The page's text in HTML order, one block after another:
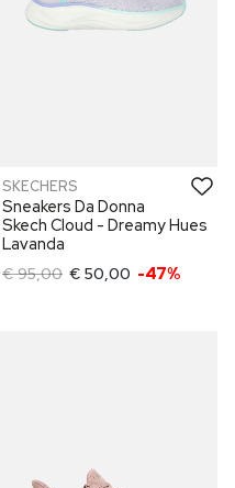
SKECHERS
Sneakers Da Donna
Skech Cloud - Dreamy Hues
Lavanda
€ 95,00 € 50,00 -47%